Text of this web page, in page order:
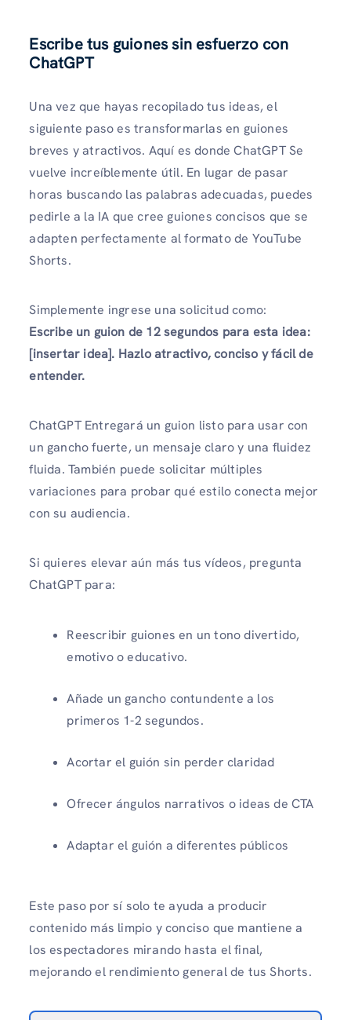
Escribe tus guiones sin esfuerzo con
ChatGPT
Una vez que hayas recopilado tus ideas, el
siguiente paso es transformarlas en guiones
breves y atractivos. Aquí es donde ChatGPT Se
vuelve increíblemente útil. En lugar de pasar
horas buscando las palabras adecuadas, puedes
pedirle a la IA que cree guiones concisos que se
adapten perfectamente al formato de YouTube
Shorts.
Simplemente ingrese una solicitud como:
Escribe un guion de 12 segundos para esta idea:
[insertar idea]. Hazlo atractivo, conciso y fácil de
entender.
ChatGPT Entregará un guion listo para usar con
un gancho fuerte, un mensaje claro y una fluidez
fluida. También puede solicitar múltiples
variaciones para probar qué estilo conecta mejor
con su audiencia.
Si quieres elevar aún más tus vídeos, pregunta
ChatGPT para:
Reescribir guiones en un tono divertido,
emotivo o educativo.
Añade un gancho contundente a los
primeros 1-2 segundos.
Acortar el guión sin perder claridad
Ofrecer ángulos narrativos o ideas de CTA
Adaptar el guión a diferentes públicos
Este paso por sí solo te ayuda a producir
contenido más limpio y conciso que mantiene a
los espectadores mirando hasta el final,
mejorando el rendimiento general de tus Shorts.